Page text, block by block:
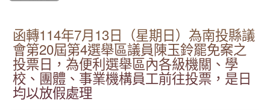
函轉114年7月13日（星期日）為南投縣議
會第20屆第4選舉區議員陳玉鈴罷免案之
投票日，為便利選舉區內各級機關、學
校、團體、事業機構員工前往投票，是日
均以放假處理